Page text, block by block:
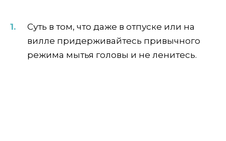
Суть в том, что даже в отпуске или на
вилле придерживайтесь привычного
режима мытья головы и не ленитесь.